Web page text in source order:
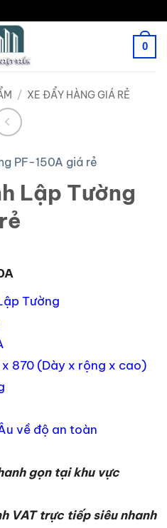
0
/ XE ĐẨY HÀNG GIÁ RẺ
Lập Tường
Tường
870 (Dày x rộng x cao)
về độ an toàn
gọn tại khu vực
VAT trực tiếp siêu nhanh